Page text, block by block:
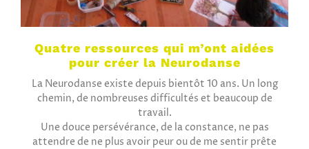
Quatre ressources qui m’ont aidées
pour créer la Neurodanse
La Neurodanse existe depuis bientôt 10 ans. Un long
chemin, de nombreuses difficultés et beaucoup de
travail.
Une douce persévérance, de la constance, ne pas
attendre de ne plus avoir peur ou de me sentir prête